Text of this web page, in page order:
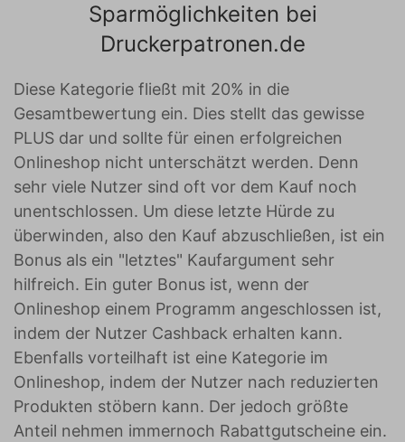
Sparmöglichkeiten bei
Druckerpatronen.de
Diese Kategorie fließt mit 20% in die
Gesamtbewertung ein. Dies stellt das gewisse
PLUS dar und sollte für einen erfolgreichen
Onlineshop nicht unterschätzt werden. Denn
sehr viele Nutzer sind oft vor dem Kauf noch
unentschlossen. Um diese letzte Hürde zu
überwinden, also den Kauf abzuschließen, ist ein
Bonus als ein "letztes" Kaufargument sehr
hilfreich. Ein guter Bonus ist, wenn der
Onlineshop einem Programm angeschlossen ist,
indem der Nutzer Cashback erhalten kann.
Ebenfalls vorteilhaft ist eine Kategorie im
Onlineshop, indem der Nutzer nach reduzierten
Produkten stöbern kann. Der jedoch größte
Anteil nehmen immernoch Rabattgutscheine ein.